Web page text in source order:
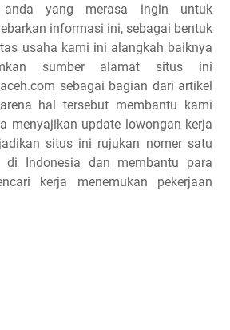
anda yang merasa ingin untuk
informasi ini, sebagai bentuk
usaha kami ini alangkah baiknya
sumber alamat situs ini
sebagai bagian dari artikel
hal tersebut membantu kami
menyajikan update lowongan kerja
situs ini rujukan nomer satu
di Indonesia dan membantu para
kerja menemukan pekerjaan